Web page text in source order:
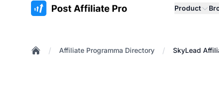
:site.title Product
/ Affiliate Programma Directory / SkyLead